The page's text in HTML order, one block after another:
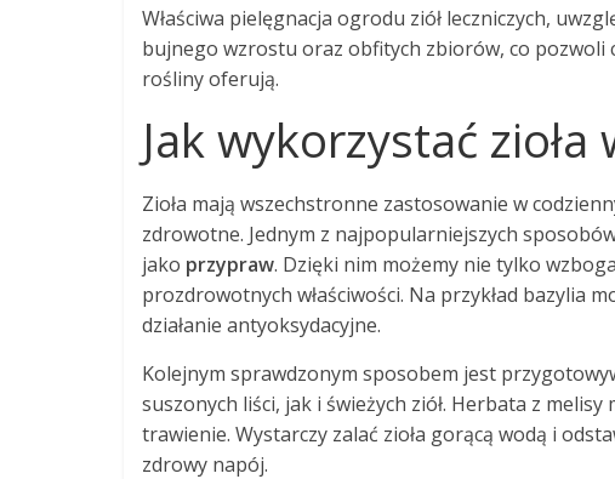
Właściwa pielęgnacja ogrodu ziół leczniczych,
bujnego wzrostu oraz obfitych zbiorów, co pozwoli
rośliny oferują.
Jak wykorzystać
Zioła mają wszechstronne zastosowanie w
zdrowotne. Jednym z najpopularniejszych
jako przypraw. Dzięki nim możemy nie tylko
prozdrowotnych właściwości. Na przykład bazylia
działanie antyoksydacyjne.
Kolejnym sprawdzonym sposobem jest
suszonych liści, jak i świeżych ziół. Herbata z
trawienie. Wystarczy zalać zioła gorącą wodą i
zdrowy napój.